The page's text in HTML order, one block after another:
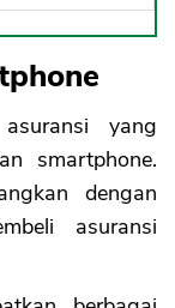
yang
smartphone.
dengan
asuransi